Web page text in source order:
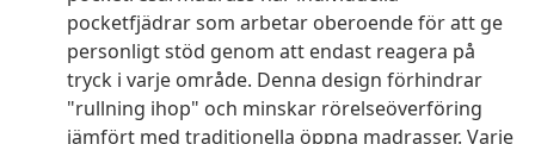
pocketfjädrar som arbetar oberoende för att ge
personligt stöd genom att endast reagera på
tryck i varje område. Denna design förhindrar
"rullning ihop" och minskar rörelseöverföring
jämfört med traditionella öppna madrasser. Varje